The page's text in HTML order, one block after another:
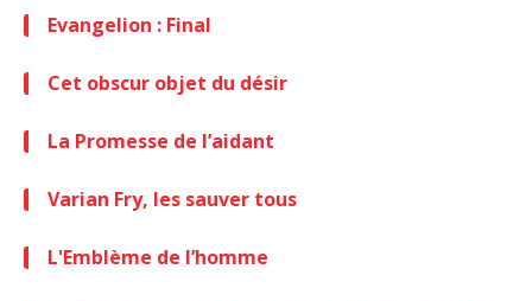
Evangelion : Final
Cet obscur objet du désir
La Promesse de l’aidant
Varian Fry, les sauver tous
L'Emblème de l’homme